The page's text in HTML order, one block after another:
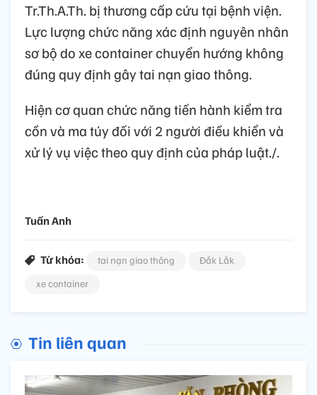
Tr.Th.A.Th. bị thương cấp cứu tại bệnh viện.
Lực lượng chức năng xác định nguyên nhân
sơ bộ do xe container chuyển hướng không
đúng quy định gây tai nạn giao thông.
Hiện cơ quan chức năng tiến hành kiểm tra
cồn và ma túy đối với 2 người điều khiển và
xử lý vụ việc theo quy định của pháp luật./.
Tuấn Anh
Từ khóa: tai nạn giao thông
Đắk Lắk
xe container
Tin liên quan